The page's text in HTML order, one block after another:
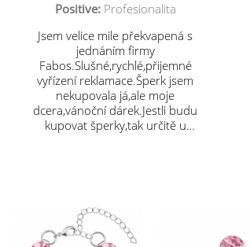
Positive:Profesionalita
Jsem velice mile překvapená s
jednáním firmy
Fabos.Slušné,rychlé,přijemné
vyřízení reklamace.Šperk jsem
nekupovala já,ale moje
dcera,vánoční dárek.Jestli budu
kupovat šperky,tak určitě u